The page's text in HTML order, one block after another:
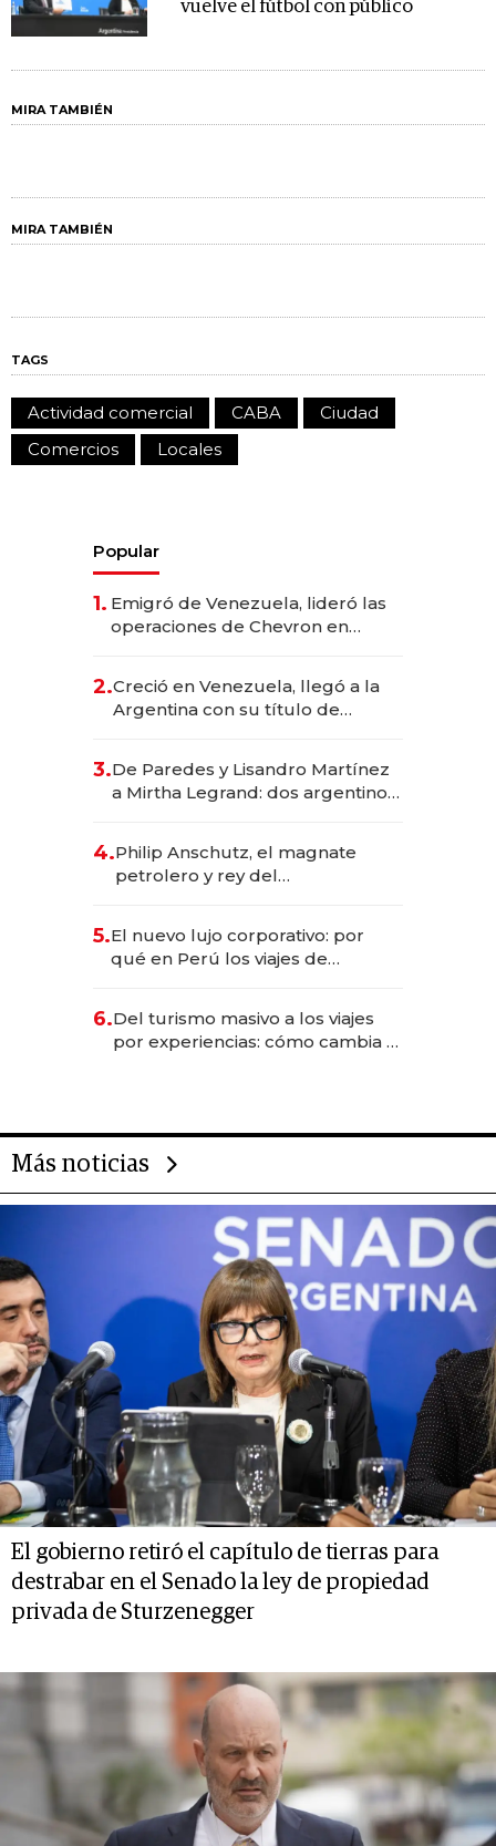
vuelve el fútbol con público
MIRA TAMBIÉN
MIRA TAMBIÉN
TAGS
Actividad comercial CABA
Ciudad
Comercios
Locales
Popular
1. Emigró de Venezuela, lideró las
operaciones de Chevron en
2.Creció en Venezuela, llegó a la
Argentina con su título de
las marcas "fast premium"
3.De Paredes y Lisandro Martínez
a Mirtha Legrand: dos argentinos
4.Philip Anschutz, el magnate
petrolero y rey del
Fénix
5.El nuevo lujo corporativo: por
qué en Perú los viajes de
transformadoras
6.Del turismo masivo a los viajes
por experiencias: cómo cambia el
Más noticias
El gobierno retiró el capítulo de tierras para
destrabar en el Senado la ley de propiedad
privada de Sturzenegger